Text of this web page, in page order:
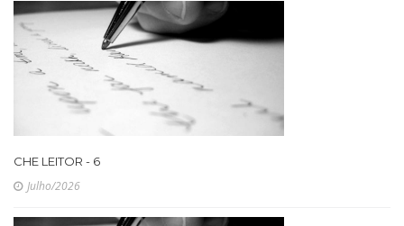
CHE LEITOR - 6
Julho/2026